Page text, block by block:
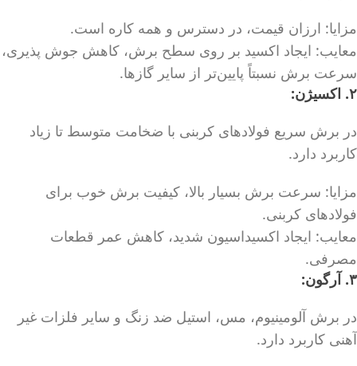
مزایا: ارزان قیمت، در دسترس و همه کاره است.
معایب: ایجاد اکسید بر روی سطح برش، کاهش جوش پذیری،
سرعت برش نسبتاً پایین‌تر از سایر گازها.
۲. اکسیژن:
در برش سریع فولادهای کربنی با ضخامت متوسط تا زیاد
کاربرد دارد.
مزایا: سرعت برش بسیار بالا، کیفیت برش خوب برای
فولادهای کربنی.
معایب: ایجاد اکسیداسیون شدید، کاهش عمر قطعات
مصرفی.
۳. آرگون:
در برش آلومینیوم، مس، استیل ضد زنگ و سایر فلزات غیر
آهنی کاربرد دارد.